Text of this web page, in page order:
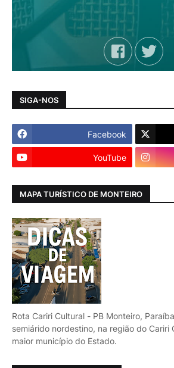
SIGA-NOS
Facebook
YouTube
MAPA TURÍSTICO DE MONTEIRO
Rota Cariri Cultural - PB Monteiro,
semiárido nordestino, na região do Cariri
maior município do Estado.